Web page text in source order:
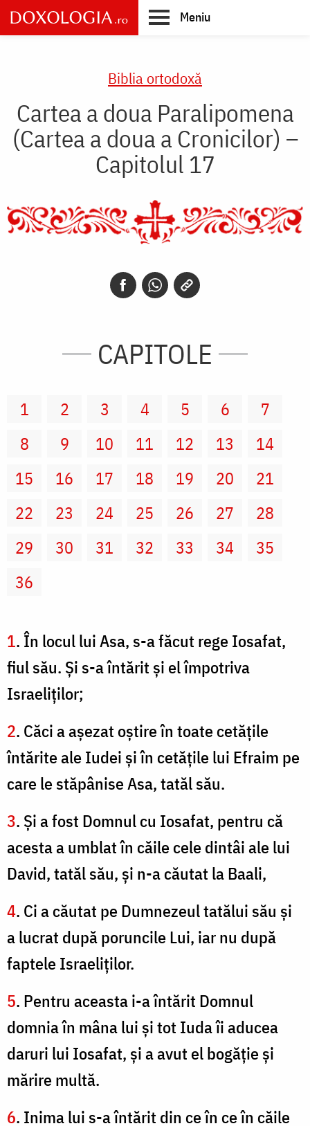
Skip
to
main
Meniu
Biblia ortodoxă
Cartea a doua Paralipomena
(Cartea a doua a Cronicilor) –
Capitolul 17
CAPITOLE
1 2 3 4 5 6
7
8
9 10 11 12 13
14
15
16 17 18 19 20
21
22
23 24 25 26 27
28
29
30 31 32 33 34
35
36
1. În locul lui Asa, s-a făcut rege Iosafat,
fiul său. Şi s-a întărit şi el împotriva
Israeliţilor;
2. Căci a aşezat oştire în toate cetăţile
întărite ale Iudei şi în cetăţile lui Efraim pe
care le stăpânise Asa, tatăl său.
3. Şi a fost Domnul cu Iosafat, pentru că
acesta a umblat în căile cele dintâi ale lui
David, tatăl său, şi n-a căutat la Baali,
4. Ci a căutat pe Dumnezeul tatălui său şi
a lucrat după poruncile Lui, iar nu după
faptele Israeliţilor.
5. Pentru aceasta i-a întărit Domnul
domnia în mâna lui şi tot Iuda îi aducea
daruri lui Iosafat, şi a avut el bogăţie şi
mărire multă.
6. Inima lui s-a întărit din ce în ce în căile